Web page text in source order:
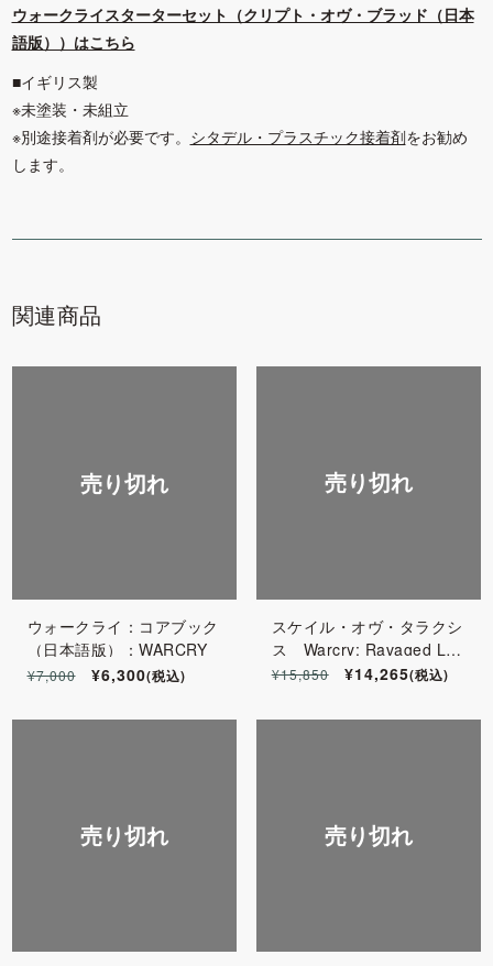
ウォークライスターターセット（クリプト・オヴ・ブラッド（日本
語版））はこちら
■イギリス製
※未塗装・未組立
※別途接着剤が必要です。 シタデル・プラスチック接着剤をお勧め
します。
関連商品
売り切れ
ウォークライ：コアブック
（日本語版）：WARCRY
¥7,000 ¥6,300(税込)
売り切れ
スケイル・オヴ・タラクシ
ス Warcry: Ravaged Lan
ds: Scales Of Talaxis：ウ
¥15,850 ¥14,265(税込)
売り切れ 売り切れ